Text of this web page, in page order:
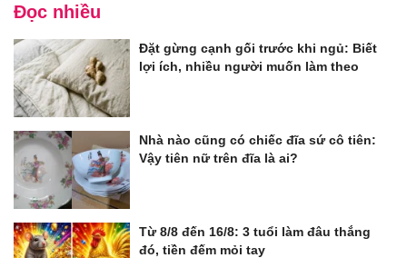
Đọc nhiều
Đặt gừng cạnh gối trước khi ngủ: Biết
lợi ích, nhiều người muốn làm theo
Nhà nào cũng có chiếc đĩa sứ cô tiên:
Vậy tiên nữ trên đĩa là ai?
Từ 8/8 đến 16/8: 3 tuổi làm đâu thắng
đó, tiền đếm mỏi tay